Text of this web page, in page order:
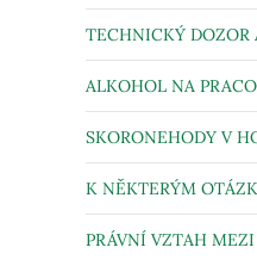
TECHNICKÝ DOZOR
ALKOHOL NA
SKORONEHODY V
K NĚKTERÝM
PRÁVNÍ VZTAH